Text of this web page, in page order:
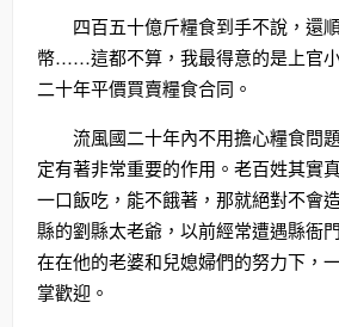
四百五十億斤糧食到手不說，還
幣……這都不算，我最得意的是上官
二十年平價買賣糧食合同。
流風國二十年內不用擔心糧食問
定有著非常重要的作用。老百姓其實
一口飯吃，能不餓著，那就絕對不
縣的劉縣太老爺，以前經常遭遇縣衙
在在他的老婆和兒媳婦們的努力下，
掌歡迎。